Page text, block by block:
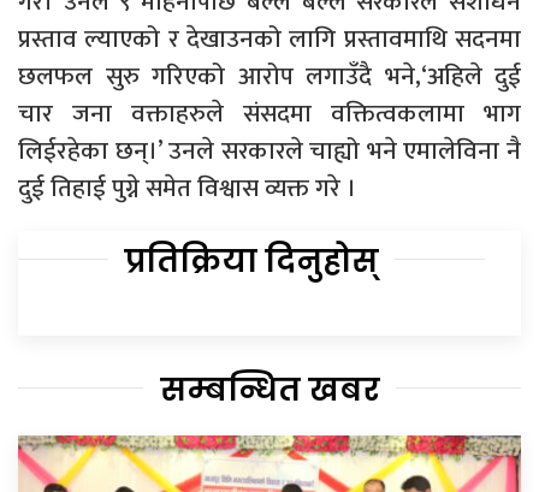
प्रस्ताव ल्याएको र देखाउनको लागि प्रस्तावमाथि सदनमा
छलफल सुरु गरिएको आरोप लगाउँदै भने,‘अहिले दुई
चार जना वक्ताहरुले संसदमा वक्तित्वकलामा भाग
लिईरहेका छन्।’ उनले सरकारले चाह्यो भने एमालेविना नै
दुई तिहाई पुग्ने समेत विश्वास व्यक्त गरे ।
प्रतिक्रिया दिनुहोस्
सम्बन्धित खबर